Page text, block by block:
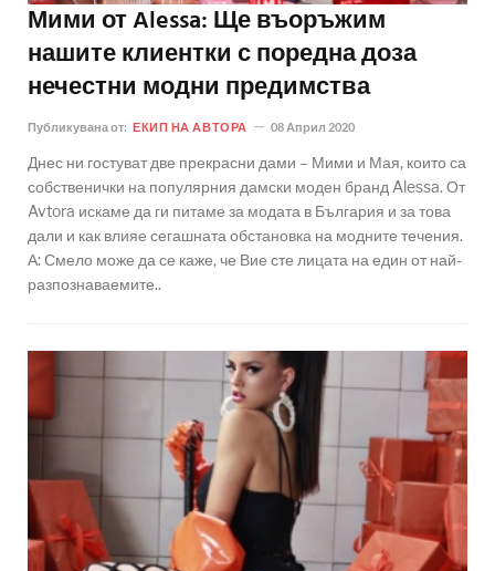
Мими от Alessa: Ще въоръжим
нашите клиентки с поредна доза
нечестни модни предимства
Публикувана от: ЕКИП НА АВТОРА 08 Април 2020
Днес ни гостуват две прекрасни дами – Мими и Мая, които са
собственички на популярния дамски моден бранд Alessa. От
Avtora искаме да ги питаме за модата в България и за това
дали и как влияе сегашната обстановка на модните течения.
А: Смело може да се каже, че Вие сте лицата на един от най-
разпознаваемите..